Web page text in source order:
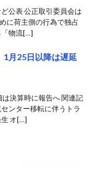
公表 公正取引委員会は
に荷主側の行為で独占
「物流[…]
1月25日以降は遅延
決算時に報告へ 関連記
ンター移転に伴うトラ
生 オ[…]